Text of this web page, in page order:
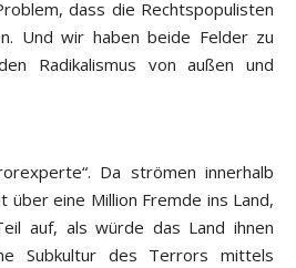
dass die Rechtspopulisten
Und wir haben beide Felder zu
Radikalismus von außen und
Da strömen innerhalb
über eine Million Fremde ins Land,
auf, als würde das Land ihnen
Subkultur des Terrors mittels